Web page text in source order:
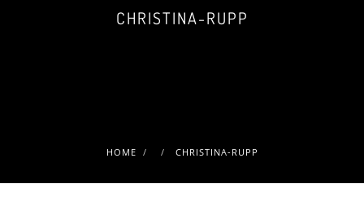
CHRISTINA-RUPP
HOME CHRISTINA-RUPP